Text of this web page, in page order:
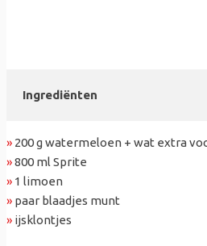
Ingrediënten
» 200 g watermeloen + wat extra
»800 ml Sprite
» 1 limoen
» paar blaadjes munt
» ijsklontjes